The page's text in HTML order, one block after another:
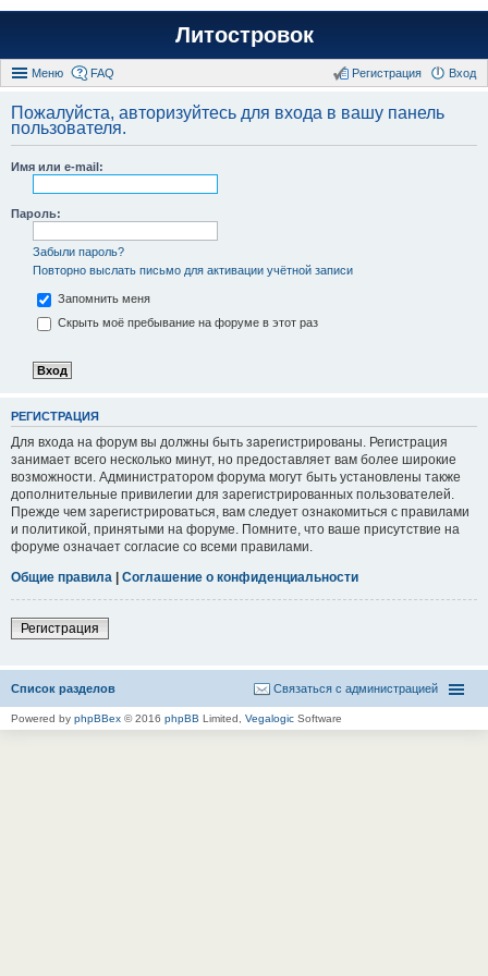
Литостровок
Меню FAQ Вход
Регистрация
Пожалуйста, авторизуйтесь для входа в вашу панель
пользователя.
Имя или e-mail:
Пароль:
Забыли пароль?
Повторно выслать письмо для активации учётной записи
Запомнить меня
Скрыть моё пребывание на форуме в этот раз
РЕГИСТРАЦИЯ
Для входа на форум вы должны быть зарегистрированы. Регистрация
занимает всего несколько минут, но предоставляет вам более широкие
возможности. Администратором форума могут быть установлены также
дополнительные привилегии для зарегистрированных пользователей.
Прежде чем зарегистрироваться, вам следует ознакомиться с правилами
и политикой, принятыми на форуме. Помните, что ваше присутствие на
форуме означает согласие со всеми правилами.
Общие правила | Соглашение о конфиденциальности
Регистрация
Список разделов Связаться с администрацией
Powered by phpBBex © 2016 phpBB Limited, Vegalogic Software